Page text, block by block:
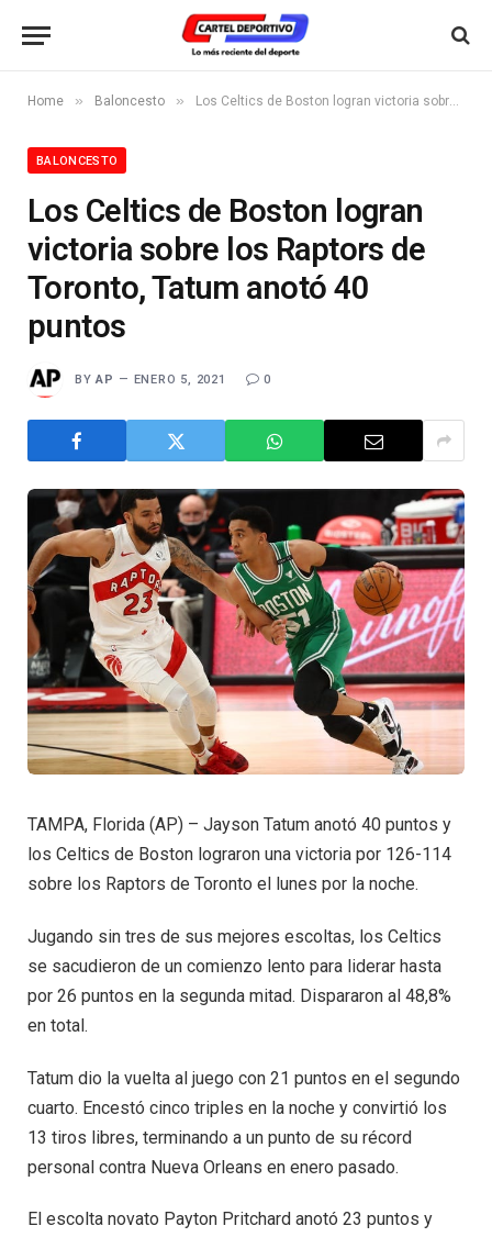
Home » Baloncesto » Los Celtics de Boston logran victoria sobre los Raptors de Toronto, Tatum anotó 40 puntos
BALONCESTO
Los Celtics de Boston logran
victoria sobre los Raptors de
Toronto, Tatum anotó 40
puntos
BY AP ENERO 5, 2021 0
TAMPA, Florida (AP) – Jayson Tatum anotó 40 puntos y
los Celtics de Boston lograron una victoria por 126-114
sobre los Raptors de Toronto el lunes por la noche.
Jugando sin tres de sus mejores escoltas, los Celtics
se sacudieron de un comienzo lento para liderar hasta
por 26 puntos en la segunda mitad. Dispararon al 48,8%
en total.
Tatum dio la vuelta al juego con 21 puntos en el segundo
cuarto. Encestó cinco triples en la noche y convirtió los
13 tiros libres, terminando a un punto de su récord
personal contra Nueva Orleans en enero pasado.
El escolta novato Payton Pritchard anotó 23 puntos y